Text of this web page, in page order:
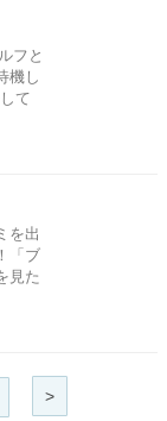
フと
機し
て
を出
「ブ
見た
>